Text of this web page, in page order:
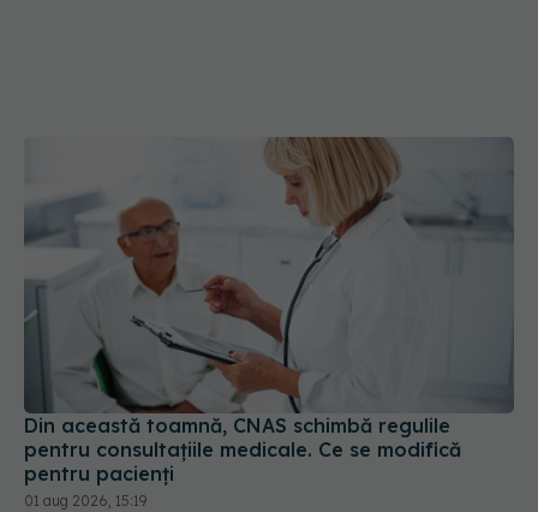
Din această toamnă, CNAS schimbă regulile
pentru consultațiile medicale. Ce se modifică
pentru pacienți
01 aug 2026, 15:19